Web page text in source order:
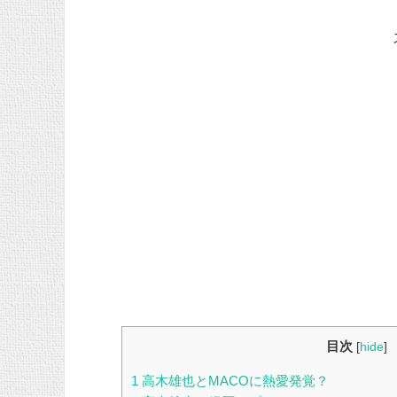
目次 [hide]
1 高木雄也とMACOに熱愛発覚？